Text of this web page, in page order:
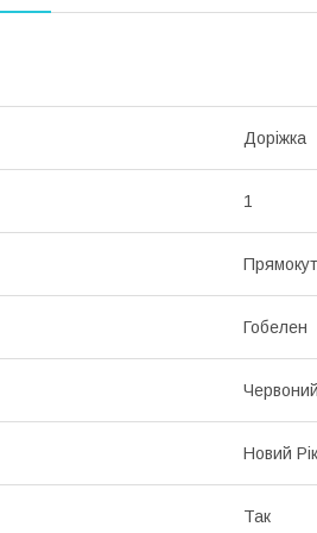
Доріжка
1
Гобелен
Червоний
Новий Рік
Так